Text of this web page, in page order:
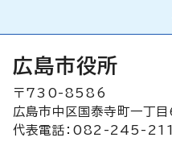
広島市役所
〒730-8586
広島市中区国泰寺町一丁
代表電話：082-245-